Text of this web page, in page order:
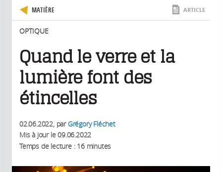
MATIÈRE
OPTIQUE
ARTICLE
Quand le verre et la
lumière font des
étincelles
02.06.2022, par Grégory Fléchet
Mis à jour le09.06.2022
Temps de lecture : 16 minutes